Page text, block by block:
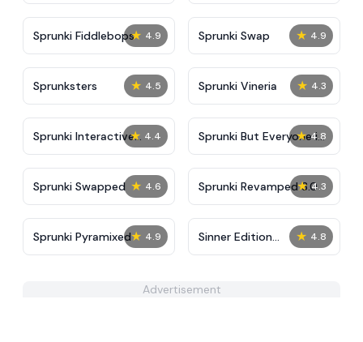
★ 4.9
Sprunki Fiddlebops ★ 4.9
Sprunki Swap
★ 4.5
Sprunksters ★ 4.3
Sprunki Vineria
★ 4.4
Sprunki Interactive
Tunner
★ 4.8
Sprunki But Everyone is
Big
★ 4.6
Sprunki Swapped ★ 4.3
Sprunki Revamped 3.0
★ 4.9
Sprunki Pyramixed ★ 4.8
Sinner Edition
IncrediBox
Advertisement